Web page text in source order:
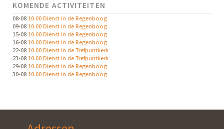
KOMENDE ACTIVITEITEN
08-08 10.00 Dienst in de Regenboog
09-08 10.00 Dienst in de Regenboog
15-08 10.00 Dienst in de Regenboog
16-08 10.00 Dienst in de Regenboog
22-08 10.00 Dienst in de Trefpuntkerk
23-08 10.00 Dienst in de Trefpuntkerk
29-08 10.00 Dienst in de Regenboog
30-08 10.00 Dienst in de Regenboog